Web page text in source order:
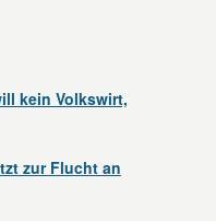
kein Volkswirt,
zur Flucht an